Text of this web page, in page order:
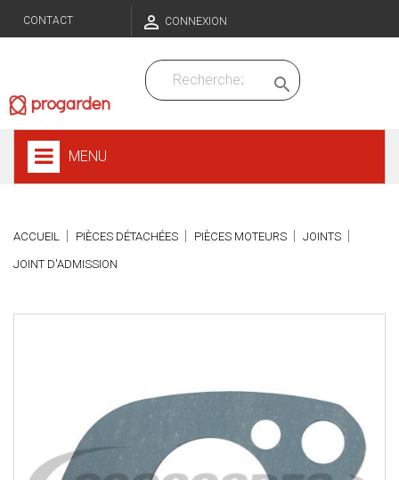
CONTACT  CONNEXION

MENU
ACCUEIL PIÈCES DÉTACHÉES PIÈCES MOTEURS JOINTS
JOINT D'ADMISSION